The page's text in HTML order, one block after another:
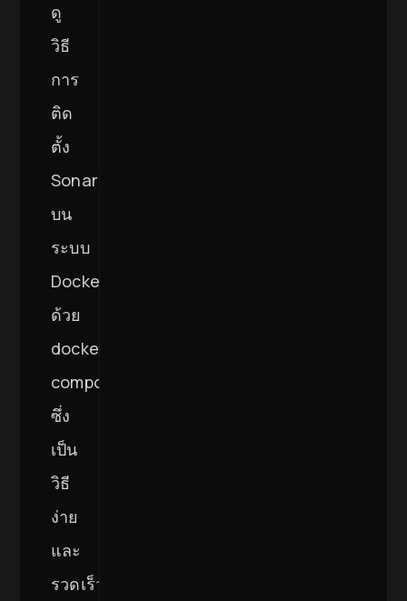
ดู
วิธี
การ
ติด
ตั้ง
SonarQube
บน
ระบบ
Docker
ด้วย
docker-
compose
ซึ่ง
เป็น
วิธี
ง่าย
และ
รวดเร็ว